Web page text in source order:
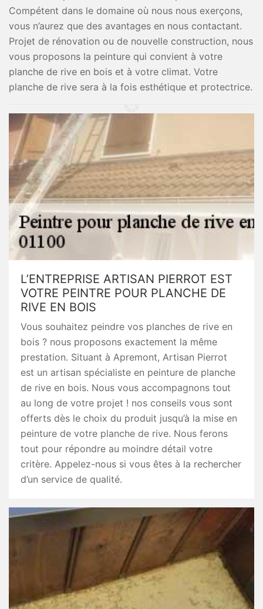
Compétent dans le domaine où nous nous exerçons,
vous n’aurez que des avantages en nous contactant.
Projet de rénovation ou de nouvelle construction, nous
vous proposons la peinture qui convient à votre
planche de rive en bois et à votre climat. Votre
planche de rive sera à la fois esthétique et protectrice.
L’ENTREPRISE ARTISAN PIERROT EST
VOTRE PEINTRE POUR PLANCHE DE
RIVE EN BOIS
Vous souhaitez peindre vos planches de rive en
bois ? nous proposons exactement la même
prestation. Situant à Apremont, Artisan Pierrot
est un artisan spécialiste en peinture de planche
de rive en bois. Nous vous accompagnons tout
au long de votre projet ! nos conseils vous sont
offerts dès le choix du produit jusqu’à la mise en
peinture de votre planche de rive. Nous ferons
tout pour répondre au moindre détail votre
critère. Appelez-nous si vous êtes à la rechercher
d’un service de qualité.